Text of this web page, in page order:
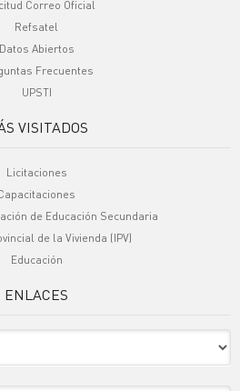
Correo Oficial
Refsatel
Datos Abiertos
Frecuentes
UPSTI
VISITADOS
Licitaciones
de Educación Secundaria
de la Vivienda (IPV)
Educación
ENLACES